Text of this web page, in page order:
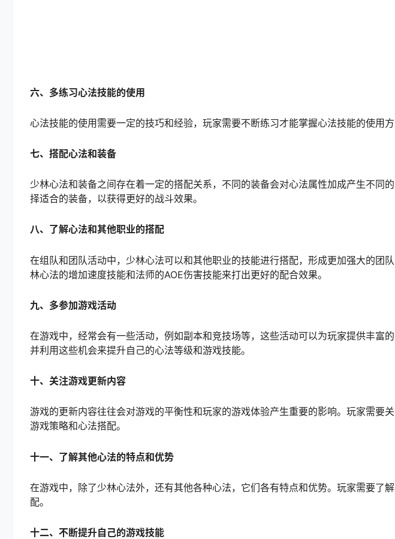
六、多练习心法技能的使用
心法技能的使用需要一定的技巧和经验，玩家需要不断练习才能掌握心法技能的使用
七、搭配心法和装备
少林心法和装备之间存在着一定的搭配关系，不同的装备会对心法属性加成产生不同
择适合的装备，以获得更好的战斗效果。
八、了解心法和其他职业的搭配
在组队和团队活动中，少林心法可以和其他职业的技能进行搭配，形成更加强大的团
林心法的增加速度技能和法师的AOE伤害技能来打出更好的配合效果。
九、多参加游戏活动
在游戏中，经常会有一些活动，例如副本和竞技场等，这些活动可以为玩家提供丰富
并利用这些机会来提升自己的心法等级和游戏技能。
十、关注游戏更新内容
游戏的更新内容往往会对游戏的平衡性和玩家的游戏体验产生重要的影响。玩家需要
游戏策略和心法搭配。
十一、了解其他心法的特点和优势
在游戏中，除了少林心法外，还有其他各种心法，它们各有特点和优势。玩家需要了
配。
十二、不断提升自己的游戏技能